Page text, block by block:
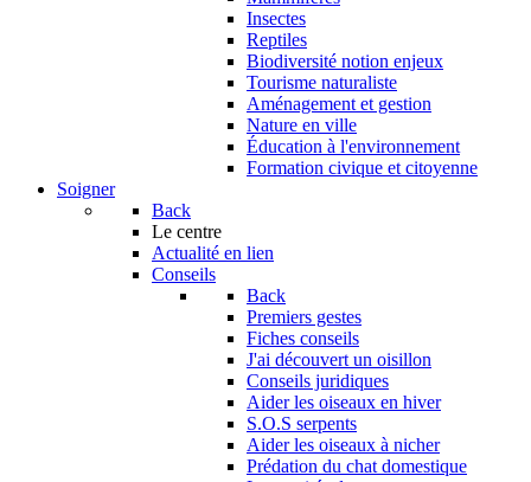
Insectes
Reptiles
Biodiversité notion enjeux
Tourisme naturaliste
Aménagement et gestion
Nature en ville
Éducation à l'environnement
Formation civique et citoyenne
Soigner
Back
Le centre
Actualité en lien
Conseils
Back
Premiers gestes
Fiches conseils
J'ai découvert un oisillon
Conseils juridiques
Aider les oiseaux en hiver
S.O.S serpents
Aider les oiseaux à nicher
Prédation du chat domestique